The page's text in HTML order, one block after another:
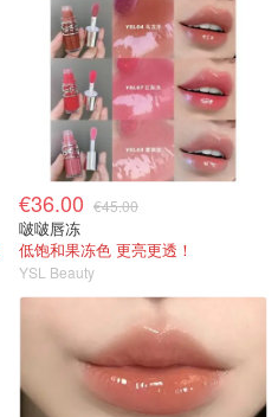
€36.00 €45.00
啵啵唇冻
低饱和果冻色 更亮更透！
YSL Beauty